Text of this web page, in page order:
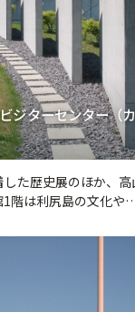
ジターセンター（
た歴史展のほか、
1階は利尻島の文化や